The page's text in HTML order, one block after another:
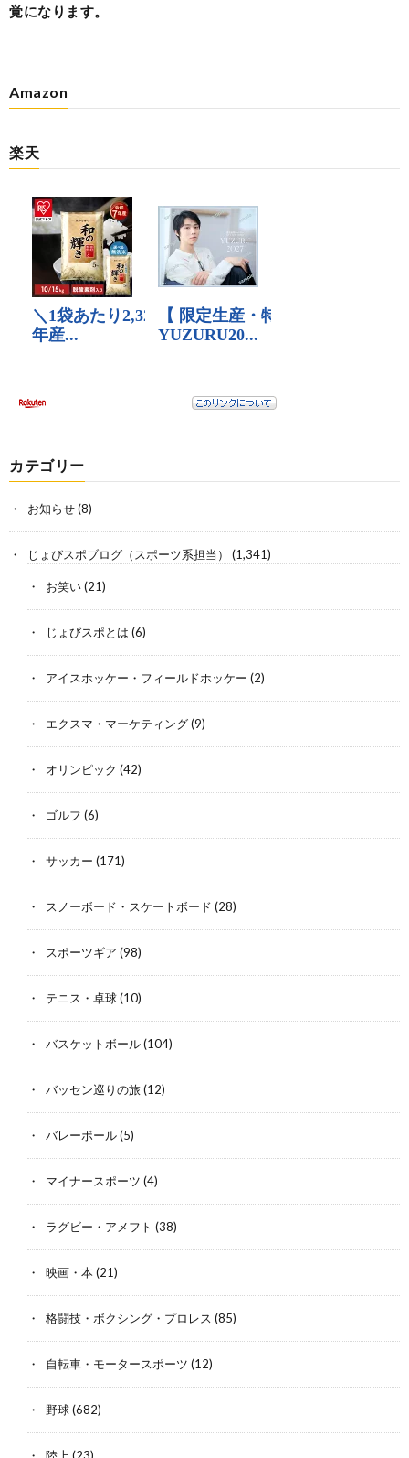
覚になります。
Amazon
楽天
カテゴリー
お知らせ(8)
じょびスポブログ（スポーツ系担当） (1,341)
お笑い(21)
じょびスポとは (6)
アイスホッケー・フィールドホッケー (2)
エクスマ・マーケティング(9)
オリンピック (42)
ゴルフ (6)
サッカー (171)
スノーボード・スケートボード (28)
スポーツギア (98)
テニス・卓球(10)
バスケットボール(104)
バッセン巡りの旅(12)
バレーボール(5)
マイナースポーツ (4)
ラグビー・アメフト (38)
映画・本(21)
格闘技・ボクシング・プロレス (85)
自転車・モータースポーツ (12)
野球(682)
陸上 (23)